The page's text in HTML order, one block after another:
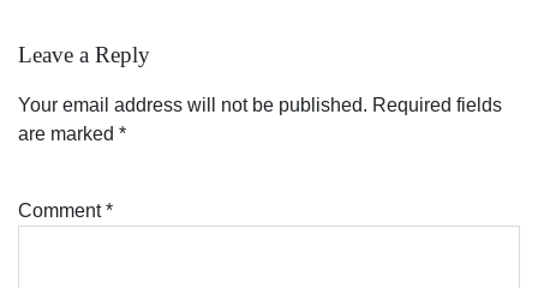
Leave a Reply
Your email address will not be published. Required fields
are marked *
Comment*